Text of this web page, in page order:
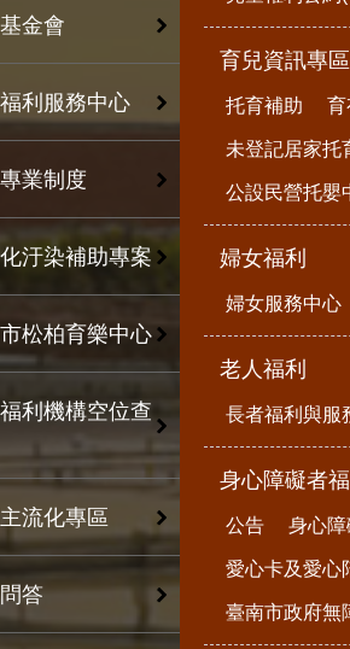
金會
利服務中心
業制度
汙染補助專案
松柏育樂中心
利機構空位查
流化專區
答
育兒資訊專區
托育補助 育
未登記居家托
公設民營托嬰
婦女福利
婦女服務中心
老人福利
長者福利與服
身心障礙者福
公告 身心
愛心卡及愛心
臺南市政府無